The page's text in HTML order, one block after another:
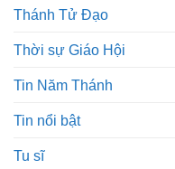
Thánh Tử Đạo
Thời sự Giáo Hội
Tin Năm Thánh
Tin nổi bật
Tu sĩ